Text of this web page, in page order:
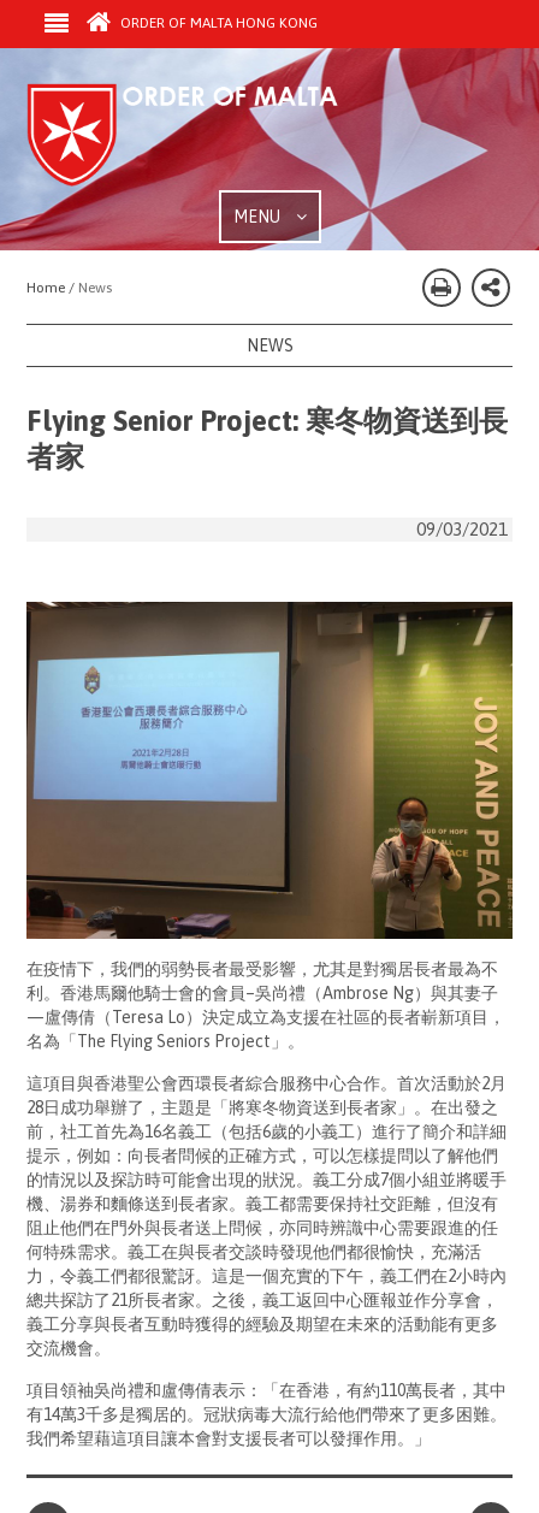
ORDER OF MALTA HONG KONG
MENU
Home / News
NEWS
Flying Senior Project: 寒冬物資送到長
者家
09/03/2021
在疫情下，我們的弱勢長者最受影響，尤其是對獨居長者最為不
利。香港馬爾他騎士會的會員–吳尚禮（Ambrose Ng）與其妻子
—盧傳倩（Teresa Lo）決定成立為支援在社區的長者嶄新項目，
名為「The Flying Seniors Project」。
這項目與香港聖公會西環長者綜合服務中心合作。首次活動於2月
28日成功舉辦了，主題是「將寒冬物資送到長者家」。在出發之
前，社工首先為16名義工（包括6歲的小義工）進行了簡介和詳細
提示，例如：向長者問候的正確方式，可以怎樣提問以了解他們
的情況以及探訪時可能會出現的狀況。義工分成7個小組並將暖手
機、湯券和麵條送到長者家。義工都需要保持社交距離，但沒有
阻止他們在門外與長者送上問候，亦同時辨識中心需要跟進的任
何特殊需求。義工在與長者交談時發現他們都很愉快，充滿活
力，令義工們都很驚訝。這是一個充實的下午，義工們在2小時內
總共探訪了21所長者家。之後，義工返回中心匯報並作分享會，
義工分享與長者互動時獲得的經驗及期望在未來的活動能有更多
交流機會。
項目領袖吳尚禮和盧傳倩表示：「在香港，有約110萬長者，其中
有14萬3千多是獨居的。冠狀病毒大流行給他們帶來了更多困難。
我們希望藉這項目讓本會對支援長者可以發揮作用。」